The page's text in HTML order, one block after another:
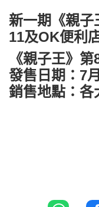
新一期《親子
11及OK便利
《親子王》第
發售日期：7
銷售地點：